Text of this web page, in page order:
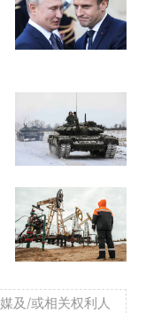
及/或相关权利人